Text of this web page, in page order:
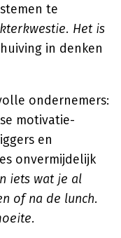
te
Het is
in denken
ondernemers:
motivatie-
en
onvermijdelijk
iets wat je al
of na de lunch.